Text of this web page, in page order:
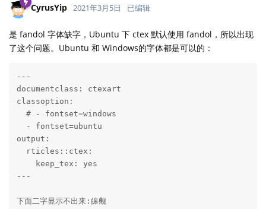
CyrusYip 2021年3月5日 已编辑
是 fandol 字体缺字，Ubuntu 下 ctex 默认使用 fandol，所以出现
了这个问题。Ubuntu 和 Windows的字体都是可以的：
---
documentclass: ctexart
classoption:
  # - fontset=windows
  - fontset=ubuntu
output:
  rticles::ctex:
    keep_tex: yes
---
下面二字显示不出来:皞觍